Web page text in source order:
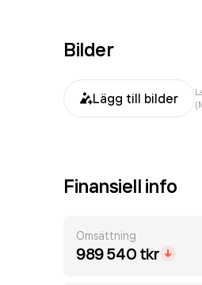
Bilder
Lägg till bilder
Finansiell info
Omsättning
989 540 tkr